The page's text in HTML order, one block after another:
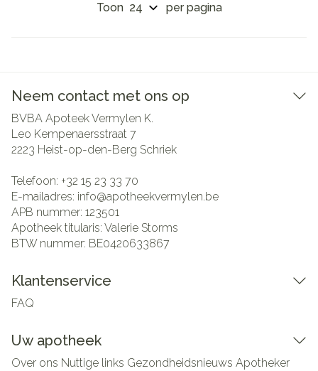
Toon per pagina
Neem contact met ons op
BVBA Apoteek Vermylen K.
Leo Kempenaersstraat 7
2223 Heist-op-den-Berg Schriek
Telefoon: +32 15 23 33 70
E-mailadres: info@apotheekvermylen.be
APB nummer: 123501
Apotheek titularis: Valerie Storms
BTW nummer: BE0420633867
Klantenservice
FAQ
Uw apotheek
Over ons Nuttige links Gezondheidsnieuws Apotheker